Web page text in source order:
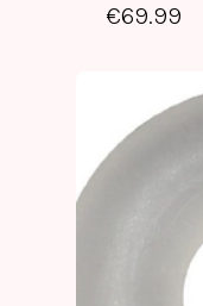
€69.99